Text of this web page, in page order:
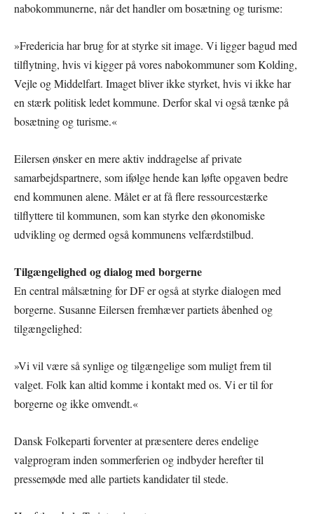
nabokommunerne, når det handler om bosætning og turisme:
»Fredericia har brug for at styrke sit image. Vi ligger bagud med
tilflytning, hvis vi kigger på vores nabokommuner som Kolding,
Vejle og Middelfart. Imaget bliver ikke styrket, hvis vi ikke har
en stærk politisk ledet kommune. Derfor skal vi også tænke på
bosætning og turisme.«
Eilersen ønsker en mere aktiv inddragelse af private
samarbejdspartnere, som ifølge hende kan løfte opgaven bedre
end kommunen alene. Målet er at få flere ressourcestærke
tilflyttere til kommunen, som kan styrke den økonomiske
udvikling og dermed også kommunens velfærdstilbud.
Tilgængelighed og dialog med borgerne
En central målsætning for DF er også at styrke dialogen med
borgerne. Susanne Eilersen fremhæver partiets åbenhed og
tilgængelighed:
»Vi vil være så synlige og tilgængelige som muligt frem til
valget. Folk kan altid komme i kontakt med os. Vi er til for
borgerne og ikke omvendt.«
Dansk Folkeparti forventer at præsentere deres endelige
valgprogram inden sommerferien og indbyder herefter til
pressemøde med alle partiets kandidater til stede.